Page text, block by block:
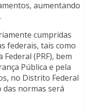
aumentando
cumpridas
federais, tais como
(PRF), bem
Pública e pela
no Distrito Federal
das normas será